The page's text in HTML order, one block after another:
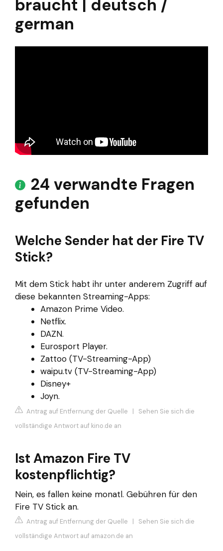
braucht | deutsch /
german
24 verwandte Fragen
gefunden
Welche Sender hat der Fire TV
Stick?
Mit dem Stick habt ihr unter anderem Zugriff auf
diese bekannten Streaming-Apps:
Amazon Prime Video.
Netflix.
DAZN.
Eurosport Player.
Zattoo (TV-Streaming-App)
waipu.tv (TV-Streaming-App)
Disney+
Joyn.
Antrag auf Entfernung der Quelle | Sehen Sie sich die
vollständige Antwort auf kino.de an
Ist Amazon Fire TV
kostenpflichtig?
Nein, es fallen keine monatl. Gebühren für den
Fire TV Stick an.
Antrag auf Entfernung der Quelle | Sehen Sie sich die
vollständige Antwort auf amazon.de an